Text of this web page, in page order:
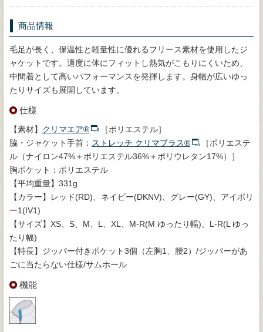
商品情報
毛足が長く、保温性と軽量性に優れるフリース素材を使用したジ
ャケットです。適度に体にフィットし熱気がこもりにくいため、
中間着として高いパフォーマンスを発揮します。身幅が広いゆっ
たりサイズも展開しています。
仕様
【素材】 クリマエア®
［ポリエステル］
脇・ジャケット手首： ストレッチ クリマプラス®
［ポリエステ
ル（ナイロン47%＋ポリエステル36%＋ポリウレタン17%）］
胸ポケット：ポリエステル
【平均重量】331g
【カラー】レッド(RD)、ネイビー(DKNV)、グレー(GY)、アイボリ
ー1(IV1)
【サイズ】XS、S、M、L、XL、M-R(M ゆったり幅)、L-R(L ゆっ
たり幅)
【特長】ジッパー付きポケット3個（左胸1、腰2）/ジッパーがあ
ごに当たらない仕様/サムホール
機能